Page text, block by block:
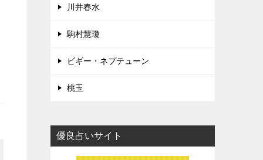
川井春水
駒村慧瓊
ビギー・ネプテューン
桃玉
優良占いサイト